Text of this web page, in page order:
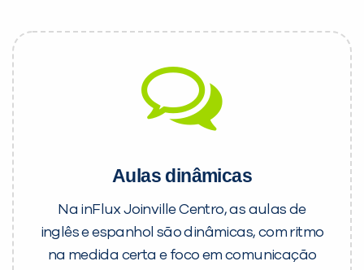
Aulas dinâmicas
Na inFlux Joinville Centro, as aulas de
inglês e espanhol são dinâmicas, com ritmo
na medida certa e foco em comunicação